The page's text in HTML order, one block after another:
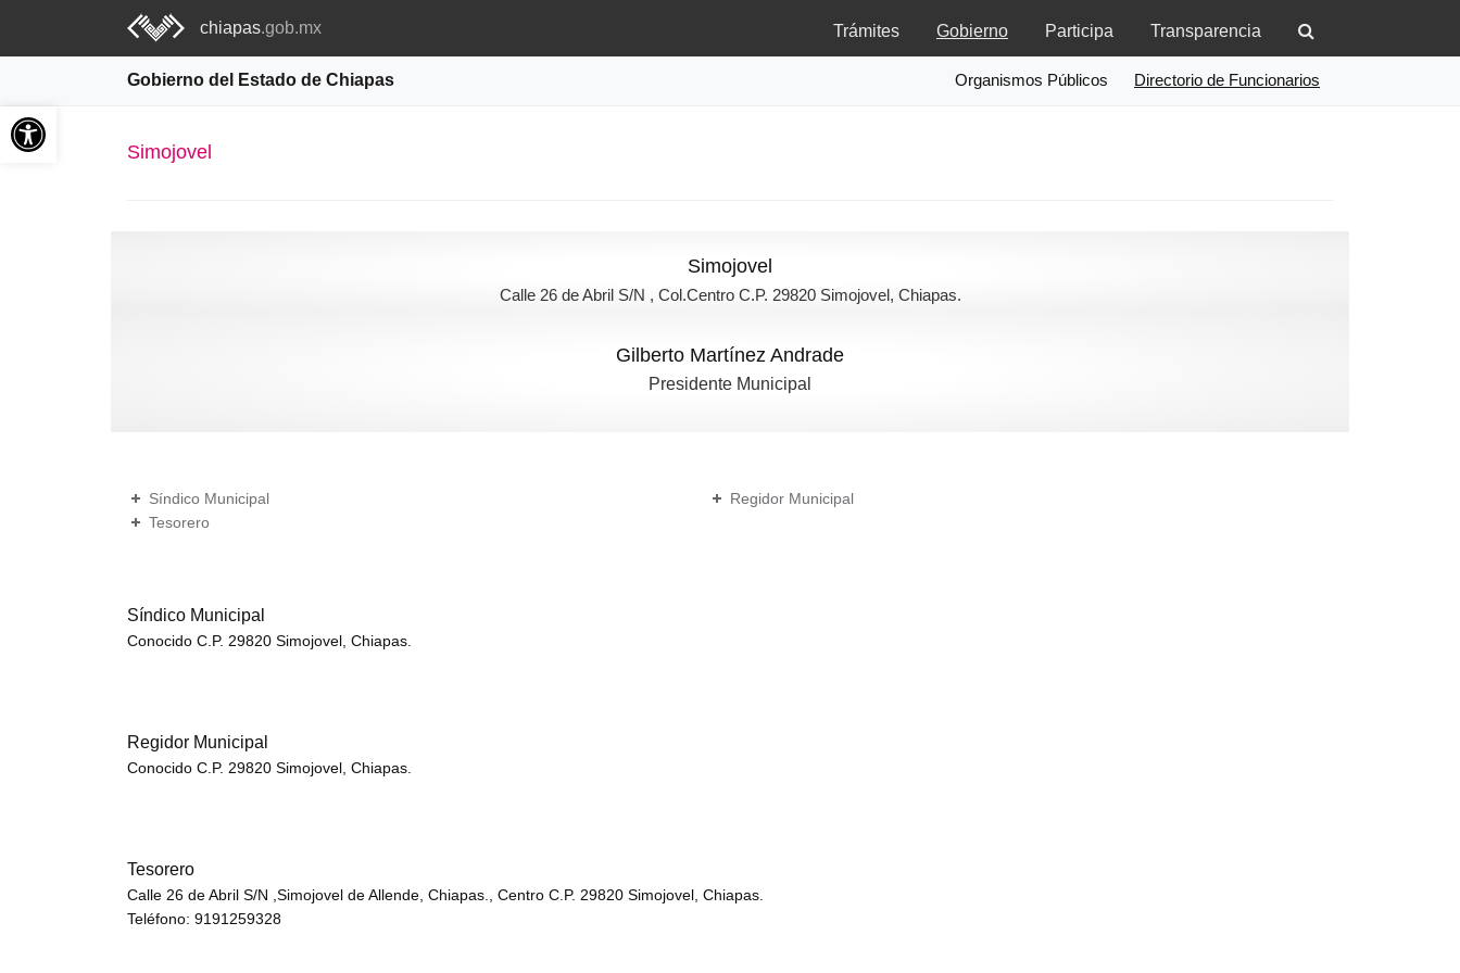
chiapas.gob.mx Trámites Gobierno Participa Transparencia
Gobierno del Estado de Chiapas Organismos Públicos Directorio de Funcionarios
Abrir barra de herramientas
Simojovel
Simojovel
Calle 26 de Abril S/N , Col.Centro C.P. 29820 Simojovel, Chiapas.
Gilberto Martínez Andrade
Presidente Municipal
Síndico Municipal
Regidor Municipal
Tesorero
Síndico Municipal
Conocido C.P. 29820 Simojovel, Chiapas.
Regidor Municipal
Conocido C.P. 29820 Simojovel, Chiapas.
Tesorero
Calle 26 de Abril S/N ,Simojovel de Allende, Chiapas., Centro C.P. 29820 Simojovel, Chiapas.
Teléfono: 9191259328